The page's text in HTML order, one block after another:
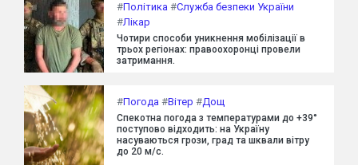
#Політика #Служба безпеки України
#Лікар
Чотири способи уникнення мобілізації в
трьох регіонах: правоохоронці провели
затримання.
#Погода #Вітер #Дощ
Спекотна погода з температурами до +39°
поступово відходить: на Україну
насуваються грози, град та шквали вітру
до 20 м/с.